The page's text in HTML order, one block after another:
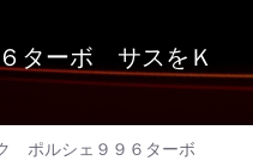
ターボ サスをＫ
ポルシェ９９６ターボ